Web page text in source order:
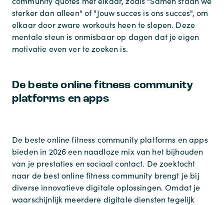
sterker dan alleen" of "Jouw succes is ons succes", om
elkaar door zware workouts heen te slepen. Deze
mentale steun is onmisbaar op dagen dat je eigen
motivatie even ver te zoeken is.
De beste online fitness community
platforms en apps
De beste online fitness community platforms en apps
bieden in 2026 een naadloze mix van het bijhouden
van je prestaties en sociaal contact. De zoektocht
naar de best online fitness community brengt je bij
diverse innovatieve digitale oplossingen. Omdat je
waarschijnlijk meerdere digitale diensten tegelijk